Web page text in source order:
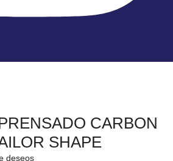
CARBON
SHAPE
deseos